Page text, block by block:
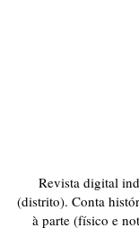
Revista digital
(distrito). Conta
à parte (físico e